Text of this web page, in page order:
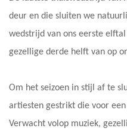
deur en die sluiten we
wedstrijd van ons eerste
gezellige derde helft van op
Om het seizoen in stijl af te
artiesten gestrikt die voor
Verwacht volop muziek,